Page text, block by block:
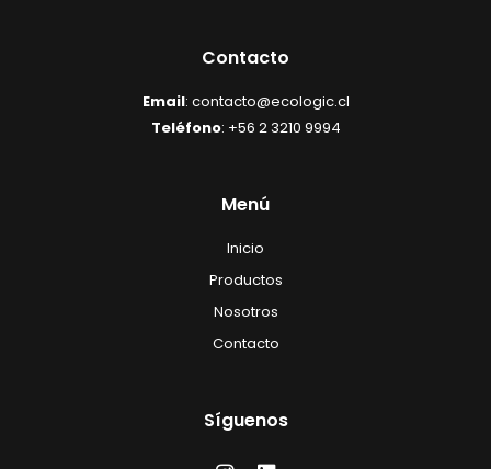
Contacto
Email: contacto@ecologic.cl
Teléfono: +56 2 3210 9994
Menú
Inicio
Productos
Nosotros
Contacto
Síguenos